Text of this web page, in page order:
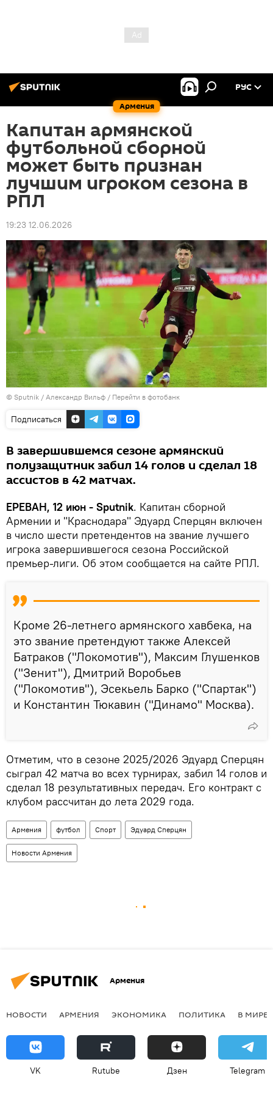
Армения
РУС
Капитан армянской
футбольной сборной
может быть признан
лучшим игроком сезона в
РПЛ
19:23 12.06.2026
© Sputnik / Александр Вильф / Перейти в фотобанк
Подписаться
В завершившемся сезоне армянский
полузащитник забил 14 голов и сделал 18
ассистов в 42 матчах.
ЕРЕВАН, 12 июн - Sputnik. Капитан сборной
Армении и "Краснодара" Эдуард Сперцян включен
в число шести претендентов на звание лучшего
игрока завершившегося сезона Российской
премьер-лиги. Об этом сообщается на сайте РПЛ.
Кроме 26-летнего армянского хавбека, на
это звание претендуют также Алексей
Батраков ("Локомотив"), Максим Глушенков
("Зенит"), Дмитрий Воробьев
("Локомотив"), Эсекьель Барко ("Спартак")
и Константин Тюкавин ("Динамо" Москва).
Отметим, что в сезоне 2025/2026 Эдуард Сперцян
сыграл 42 матча во всех турнирах, забил 14 голов и
сделал 18 результативных передач. Его контракт с
клубом рассчитан до лета 2029 года.
Армения футбол Спорт Эдуард Сперцян
Новости Армения
Армения
НОВОСТИ АРМЕНИЯ ЭКОНОМИКА ПОЛИТИКА В МИРЕ
VK Rutube Дзен Telegram